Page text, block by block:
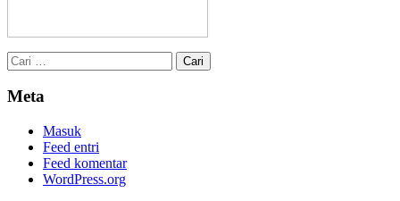
Cari
untuk:
Meta
Masuk
Feed entri
Feed komentar
WordPress.org